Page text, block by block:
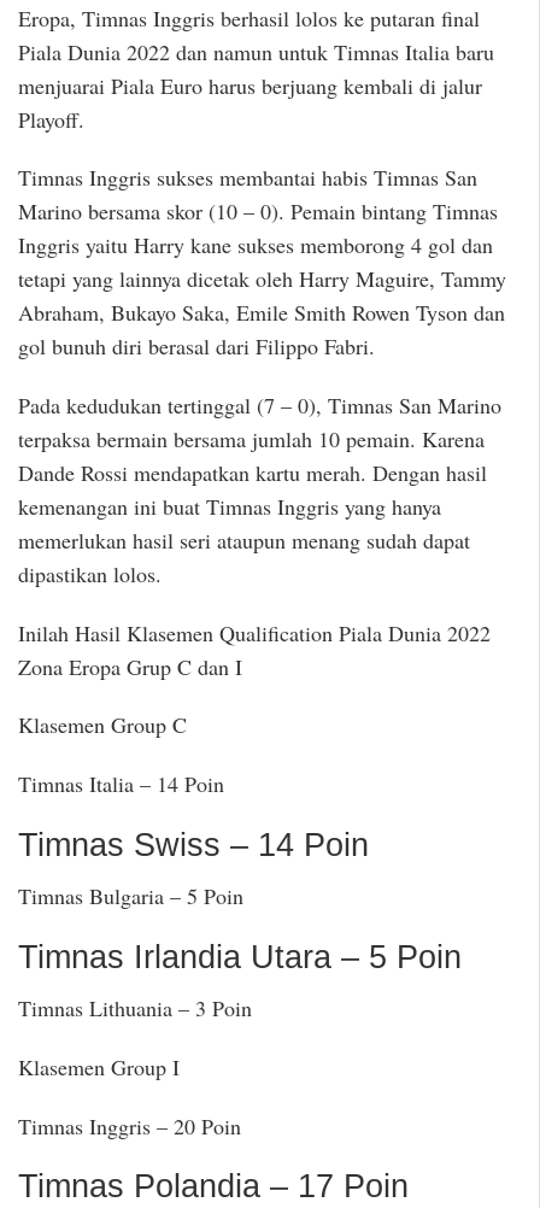
Eropa, Timnas Inggris berhasil lolos ke putaran final
Piala Dunia 2022 dan namun untuk Timnas Italia baru
menjuarai Piala Euro harus berjuang kembali di jalur
Playoff.
Timnas Inggris sukses membantai habis Timnas San
Marino bersama skor (10 – 0). Pemain bintang Timnas
Inggris yaitu Harry kane sukses memborong 4 gol dan
tetapi yang lainnya dicetak oleh Harry Maguire, Tammy
Abraham, Bukayo Saka, Emile Smith Rowen Tyson dan
gol bunuh diri berasal dari Filippo Fabri.
Pada kedudukan tertinggal (7 – 0), Timnas San Marino
terpaksa bermain bersama jumlah 10 pemain. Karena
Dande Rossi mendapatkan kartu merah. Dengan hasil
kemenangan ini buat Timnas Inggris yang hanya
memerlukan hasil seri ataupun menang sudah dapat
dipastikan lolos.
Inilah Hasil Klasemen Qualification Piala Dunia 2022
Zona Eropa Grup C dan I
Klasemen Group C
Timnas Italia – 14 Poin
Timnas Swiss – 14 Poin
Timnas Bulgaria – 5 Poin
Timnas Irlandia Utara – 5 Poin
Timnas Lithuania – 3 Poin
Klasemen Group I
Timnas Inggris – 20 Poin
Timnas Polandia – 17 Poin